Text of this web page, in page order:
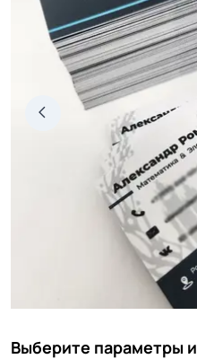
Выберите параметры